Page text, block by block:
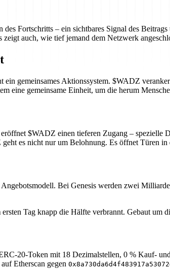
Fortschritts – ein sichtbares Signal des
auch, wie tief jemand dem Netzwerk
ein gemeinsames Aktionssystem. $WADZ
eine gemeinsame Einheit, um die herum
$WADZ einen tieferen Zugang –
es nicht nur um Belohnung. Es öffnet Türen in
Bei Genesis werden zwei
Tag knapp die Hälfte verbrannt. Gebaut um
20-Token mit 18 Dezimalstellen, 0 % Kauf-
Etherscan gegen